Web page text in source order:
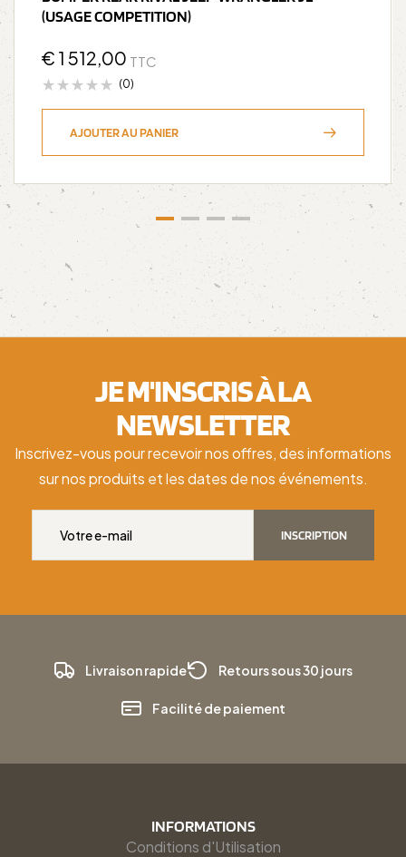
(USAGE COMPETITION)
€ 1 512,00 TTC
(0)
AJOUTER AU PANIER
JE M'INSCRIS À LA
NEWSLETTER
Inscrivez-vous pour recevoir nos offres, des informations
sur nos produits et les dates de nos événements.
INSCRIPTION
Livraison rapide Retours sous 30 jours
Facilité de paiement
INFORMATIONS
Conditions d'Utilisation